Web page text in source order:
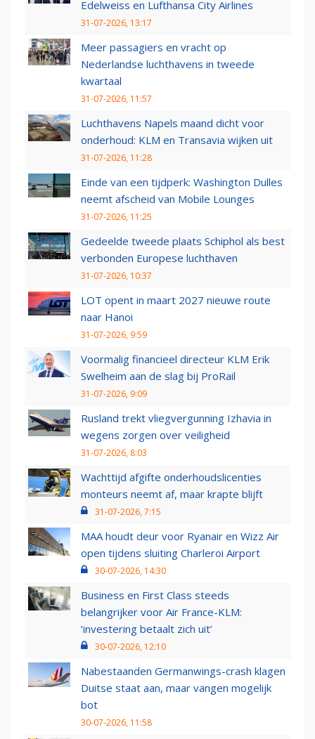
Edelweiss en Lufthansa City Airlines
31-07-2026, 13:17
Meer passagiers en vracht op
Nederlandse luchthavens in tweede
kwartaal
31-07-2026, 11:57
Luchthavens Napels maand dicht voor
onderhoud: KLM en Transavia wijken uit
31-07-2026, 11:28
Einde van een tijdperk: Washington Dulles
neemt afscheid van Mobile Lounges
31-07-2026, 11:25
Gedeelde tweede plaats Schiphol als best
verbonden Europese luchthaven
31-07-2026, 10:37
LOT opent in maart 2027 nieuwe route
naar Hanoi
31-07-2026, 9:59
Voormalig financieel directeur KLM Erik
Swelheim aan de slag bij ProRail
31-07-2026, 9:09
Rusland trekt vliegvergunning Izhavia in
wegens zorgen over veiligheid
31-07-2026, 8:03
Wachttijd afgifte onderhoudslicenties
monteurs neemt af, maar krapte blijft
31-07-2026, 7:15
MAA houdt deur voor Ryanair en Wizz Air
open tijdens sluiting Charleroi Airport
30-07-2026, 14:30
Business en First Class steeds
belangrijker voor Air France-KLM:
‘investering betaalt zich uit’
30-07-2026, 12:10
Nabestaanden Germanwings-crash klagen
Duitse staat aan, maar vangen mogelijk
bot
30-07-2026, 11:58